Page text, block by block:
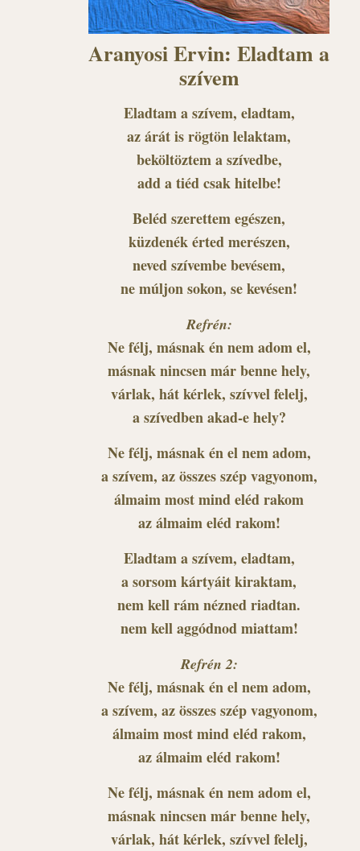
Aranyosi Ervin: Eladtam a
szívem
Eladtam a szívem, eladtam,
az árát is rögtön lelaktam,
beköltöztem a szívedbe,
add a tiéd csak hitelbe!
Beléd szerettem egészen,
küzdenék érted merészen,
neved szívembe bevésem,
ne múljon sokon, se kevésen!
Refrén:
Ne félj, másnak én nem adom el,
másnak nincsen már benne hely,
várlak, hát kérlek, szívvel felelj,
a szívedben akad-e hely?
Ne félj, másnak én el nem adom,
a szívem, az összes szép vagyonom,
álmaim most mind eléd rakom
az álmaim eléd rakom!
Eladtam a szívem, eladtam,
a sorsom kártyáit kiraktam,
nem kell rám nézned riadtan.
nem kell aggódnod miattam!
Refrén 2:
Ne félj, másnak én el nem adom,
a szívem, az összes szép vagyonom,
álmaim most mind eléd rakom,
az álmaim eléd rakom!
Ne félj, másnak én nem adom el,
másnak nincsen már benne hely,
várlak, hát kérlek, szívvel felelj,